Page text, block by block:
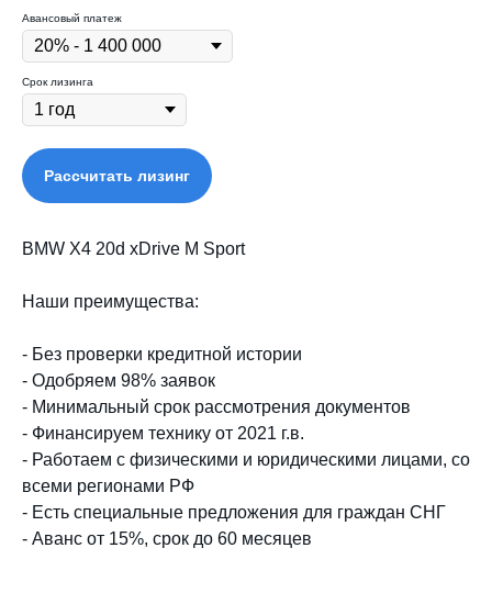
Авансовый платеж
Срок лизинга
Рассчитать лизинг
BMW X4 20d xDrive M Sport
Наши преимущества:
- Без проверки кредитной истории
- Одобряем 98% заявок
- Минимальный срок рассмотрения документов
- Финансируем технику от 2021 г.в.
- Работаем с физическими и юридическими лицами, со
всеми регионами РФ
- Есть специальные предложения для граждан СНГ
- Аванс от 15%, срок до 60 месяцев